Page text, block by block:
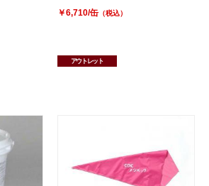
￥6,710/缶 （税込）
アウトレット